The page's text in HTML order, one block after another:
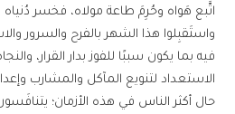
اتَّبع هَواه وحُرِمَ طاعة مولاه، فخسر دُنياه
واستَقبِلوا هذا الشهر بالفرح والسرور
فيه بما يكون سببًا للفوز بدار القرار،
الاستعداد لتنويع المآكل والمشارب
حال أكثر الناس في هذه الأزمان؛